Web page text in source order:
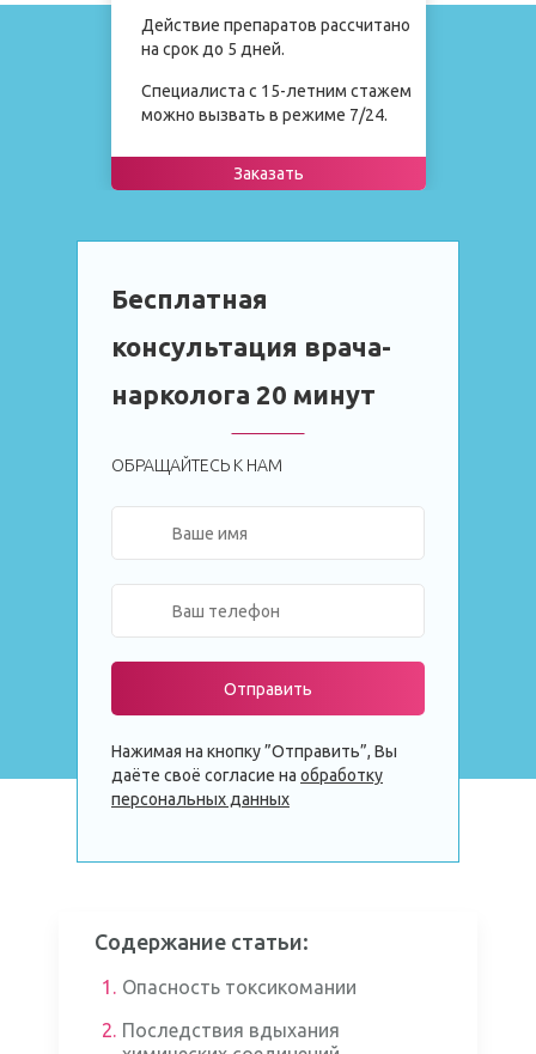
Действие препаратов рассчитано
на срок до 5 дней.
Специалиста с 15-летним стажем
можно вызвать в режиме 7/24.
Заказать
Бесплатная
консультация врача-
нарколога 20 минут
ОБРАЩАЙТЕСЬ К НАМ
Отправить
Нажимая на кнопку ”Отправить”, Вы
даёте своё согласие на обработку
персональных данных
Содержание статьи:
1. Опасность токсикомании
2. Последствия вдыхания